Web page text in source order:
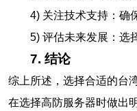
4) 关注技术支持：确
5) 评估未来发展：选
7. 结论
综上所述，选择合适的台
在选择高防服务器时做出